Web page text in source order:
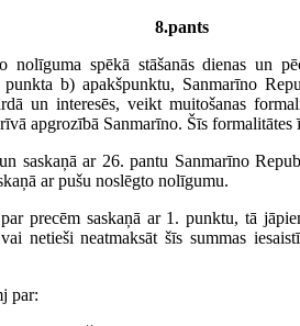
8.pants
spēkā stāšanās dienas un
punkta b) apakšpunktu, Sanmarīno
un interesēs, veikt muitošanas
apgrozībā Sanmarīno. Šīs formalitātes
saskaņā ar 26. pantu Sanmarīno
ar pušu noslēgto nolīgumu.
precēm saskaņā ar 1. punktu, tā
netieši neatmaksāt šīs summas
par: